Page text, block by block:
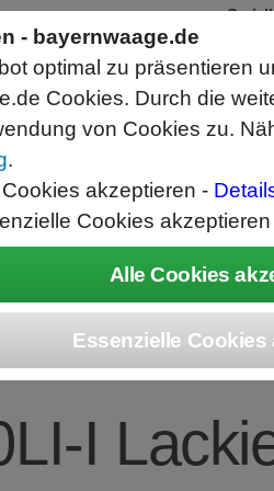
I
- bayernwaage.de
optimal zu präsentieren
Cookies. Durch die
von Cookies zu.
.
akzeptieren -
Cookies akzeptieren